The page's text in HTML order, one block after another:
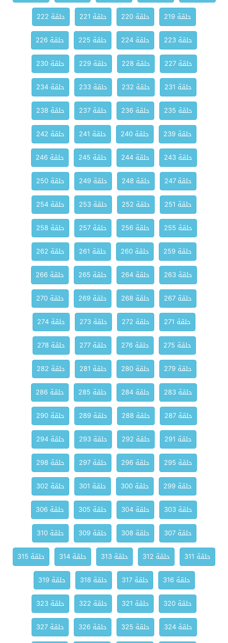
حلقة 219
حلقة 220 حلقة 221
حلقة 222
حلقة 223
حلقة 224 حلقة 225
حلقة 226
حلقة 227
حلقة 228 حلقة 229
حلقة 230
حلقة 231
حلقة 232 حلقة 233
حلقة 234
حلقة 235
حلقة 236 حلقة 237
حلقة 238
حلقة 239
حلقة 240 حلقة 241
حلقة 242
حلقة 243
حلقة 244 حلقة 245
حلقة 246
حلقة 247
حلقة 248 حلقة 249
حلقة 250
حلقة 251
حلقة 252 حلقة 253
حلقة 254
حلقة 255
حلقة 256 حلقة 257
حلقة 258
حلقة 259
حلقة 260 حلقة 261
حلقة 262
حلقة 263
حلقة 264 حلقة 265
حلقة 266
حلقة 267
حلقة 268 حلقة 269
حلقة 270
حلقة 271
حلقة 272 حلقة 273
حلقة 274
حلقة 275
حلقة 276 حلقة 277
حلقة 278
حلقة 279
حلقة 280 حلقة 281
حلقة 282
حلقة 283
حلقة 284 حلقة 285
حلقة 286
حلقة 287
حلقة 288 حلقة 289
حلقة 290
حلقة 291
حلقة 292 حلقة 293
حلقة 294
حلقة 295
حلقة 296 حلقة 297
حلقة 298
حلقة 299
حلقة 300 حلقة 301
حلقة 302
حلقة 303
حلقة 304 حلقة 305
حلقة 306
حلقة 307
حلقة 308 حلقة 309
حلقة 310
حلقة 311
حلقة 312 حلقة 313 حلقة 314
حلقة 315
حلقة 316
حلقة 317 حلقة 318
حلقة 319
حلقة 320
حلقة 321 حلقة 322
حلقة 323
حلقة 324
حلقة 325 حلقة 326
حلقة 327